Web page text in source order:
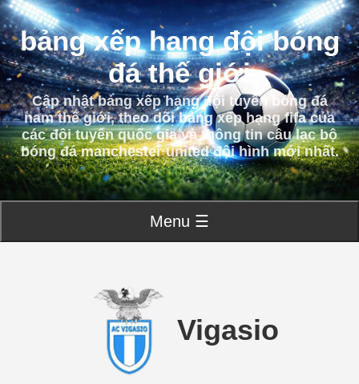
bảng xếp hạng đội bóng
đá thế giới
Cập nhật bảng xếp hạng đội tuyển bóng đá
nam thế giới, theo dõi bảng xếp hạng fifa của
các đội tuyển quốc gia và thông tin câu lạc bộ
bóng đá manchester united đội hình mới nhất.
Menu ☰
Vigasio